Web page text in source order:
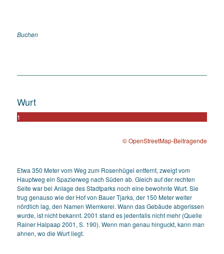
Buchen
Wurt
1
© OpenStreetMap-Beitragende
Etwa 350 Meter vom Weg zum Rosenhügel entfernt, zweigt vom
Hauptweg ein Spazierweg nach Süden ab. Gleich auf der rechten
Seite war bei Anlage des Stadtparks noch eine bewohnte Wurt. Sie
trug genauso wie der Hof von Bauer Tjarks, der 150 Meter weiter
nördlich lag, den Namen Wiemkerei. Wann das Gebäude abgerissen
wurde, ist nicht bekannt. 2001 stand es jedenfalls nicht mehr (Quelle
Rainer Halpaap 2001, S. 190). Wenn man genau hinguckt, kann man
ahnen, wo die Wurt liegt.